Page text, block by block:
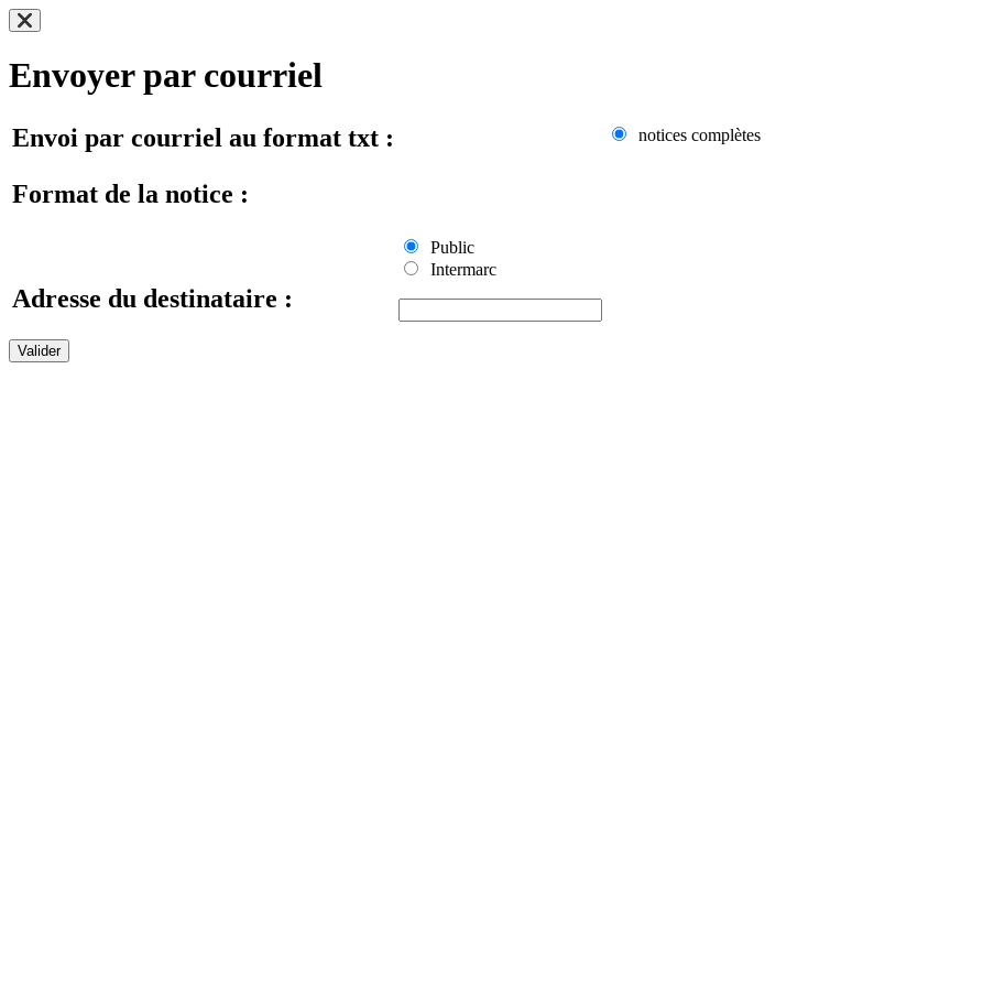
Envoyer par courriel
Envoi par courriel au format txt : notices complètes
Format de la notice :
Public
Intermarc
Adresse du destinataire :